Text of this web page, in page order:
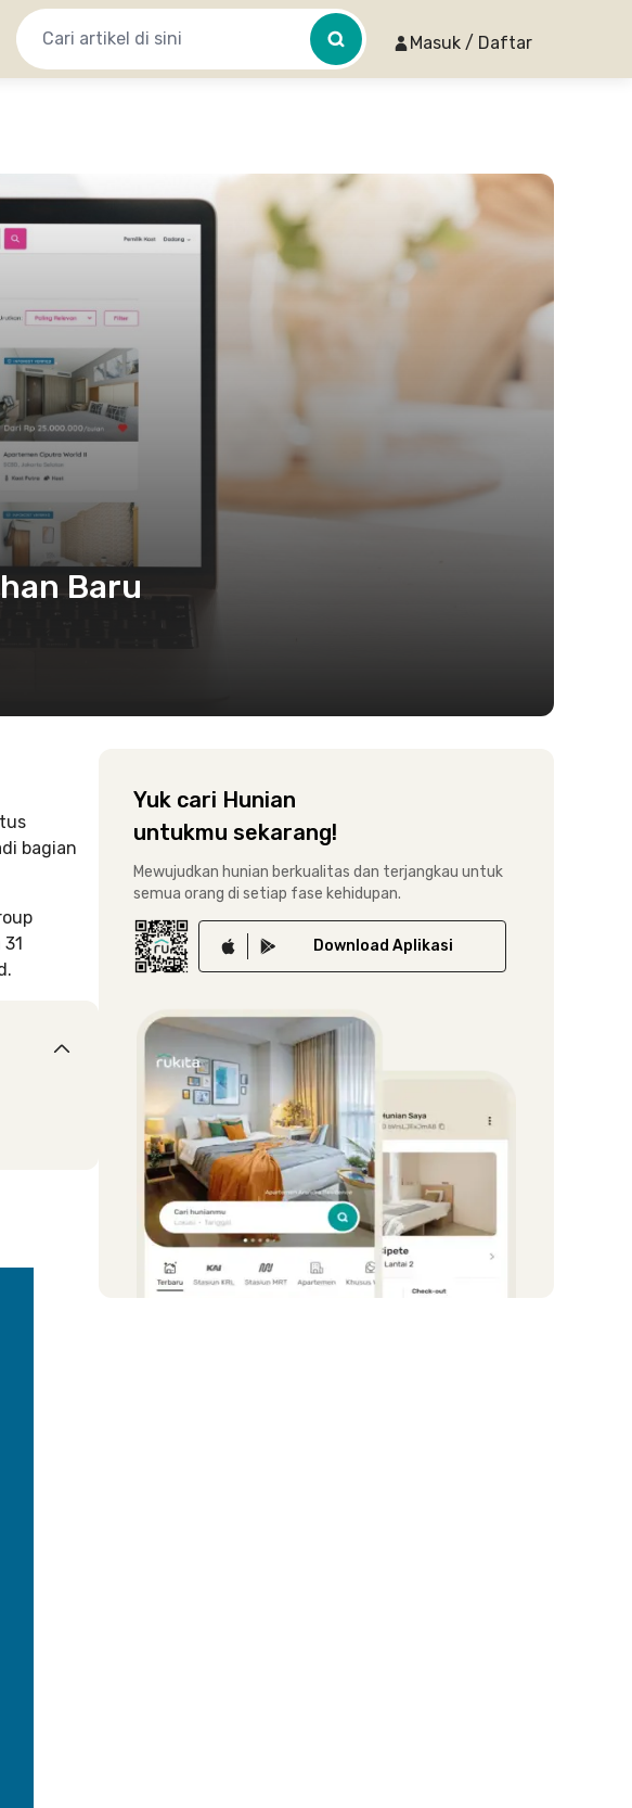
Masuk / Daftar
Baru
bagian
Yuk cari Hunian
untukmu sekarang!
Mewujudkan hunian berkualitas dan terjangkau untuk
semua orang di setiap fase kehidupan.
Download Aplikasi